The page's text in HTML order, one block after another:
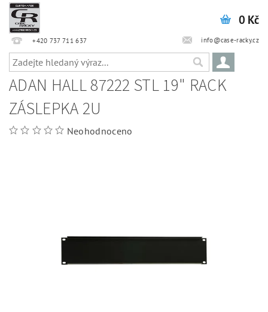
+420 737 711 637 info@case-racky.cz
0 Kč
ADAN HALL 87222 STL 19" RACK
ZÁSLEPKA 2U
Neohodnoceno